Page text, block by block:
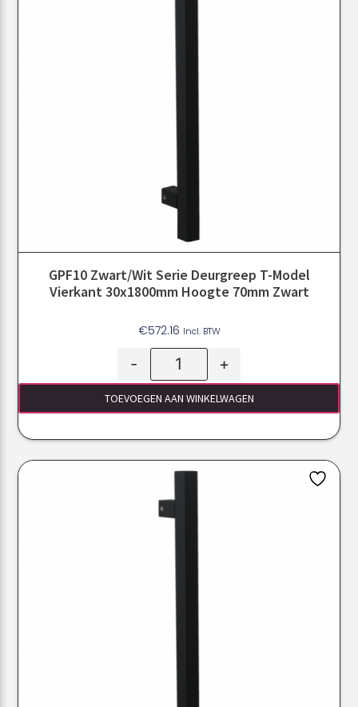
GPF10 Zwart/Wit Serie Deurgreep T-Model
Vierkant 30x1800mm Hoogte 70mm Zwart
€572.16 Incl. BTW
- +
TOEVOEGEN AAN WINKELWAGEN